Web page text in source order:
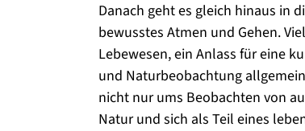
Danach geht es gleich hinaus in
bewusstes Atmen und Gehen.
Lebewesen, ein Anlass für eine
und Naturbeobachtung
nicht nur ums Beobachten von
Natur und sich als Teil eines